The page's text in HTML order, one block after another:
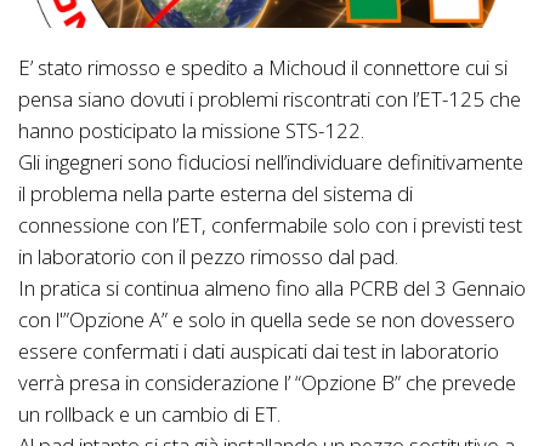
E’ stato rimosso e spedito a Michoud il connettore cui si
pensa siano dovuti i problemi riscontrati con l’ET-125 che
hanno posticipato la missione STS-122.
Gli ingegneri sono fiduciosi nell’individuare definitivamente
il problema nella parte esterna del sistema di
connessione con l’ET, confermabile solo con i previsti test
in laboratorio con il pezzo rimosso dal pad.
In pratica si continua almeno fino alla PCRB del 3 Gennaio
con l'”Opzione A” e solo in quella sede se non dovessero
essere confermati i dati auspicati dai test in laboratorio
verrà presa in considerazione l’ “Opzione B” che prevede
un rollback e un cambio di ET.